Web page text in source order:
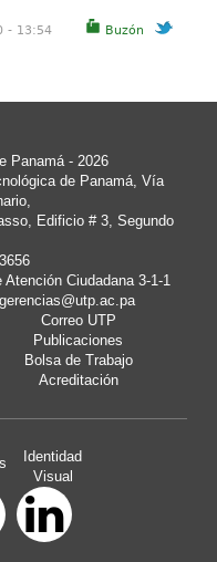
Buzón
- 13:54
Panamá- 2026
de Panamá, Vía
Edificio # 3, Segundo
Ciudadana 3-1-1
Correo UTP
Publicaciones
Bolsa de Trabajo
Acreditación
Identidad
Visual